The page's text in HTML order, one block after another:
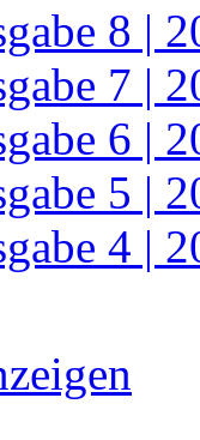
8 |
7 |
6 |
5 |
4 |